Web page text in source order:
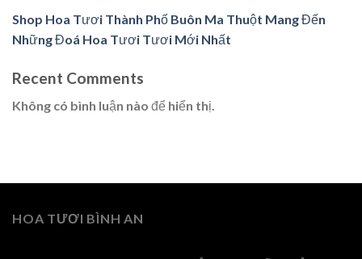
Shop Hoa Tươi Thành Phố Buôn Ma Thuột Mang Đến
Những Đoá Hoa Tươi Tươi Mới Nhất
Recent Comments
Không có bình luận nào để hiển thị.
HOA TƯƠI BÌNH AN